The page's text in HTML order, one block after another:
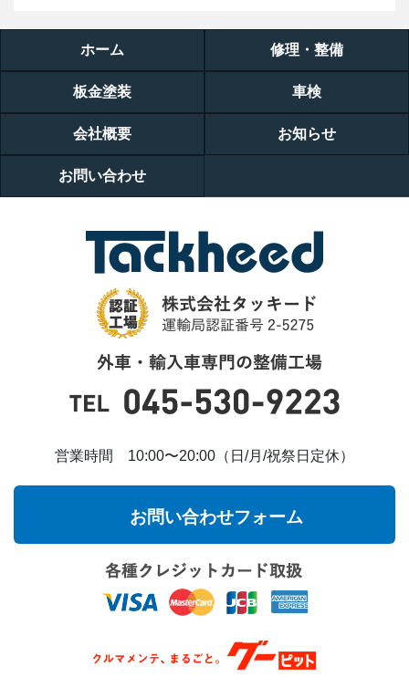
営業時間 10:00〜20:00（日/月/祝祭日定休）
お問い合わせフォーム
ホーム 修理・整備
板金塗装 車検
会社概要 お知らせ
お問い合わせ